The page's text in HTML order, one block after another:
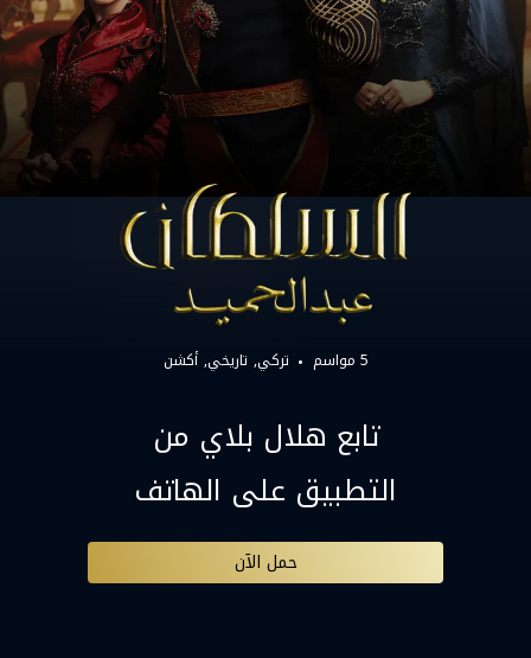
5 مواسم تركي تاريخي أكشن
تابع هلال بلاي من
التطبيق على الهاتف
حمل الآن